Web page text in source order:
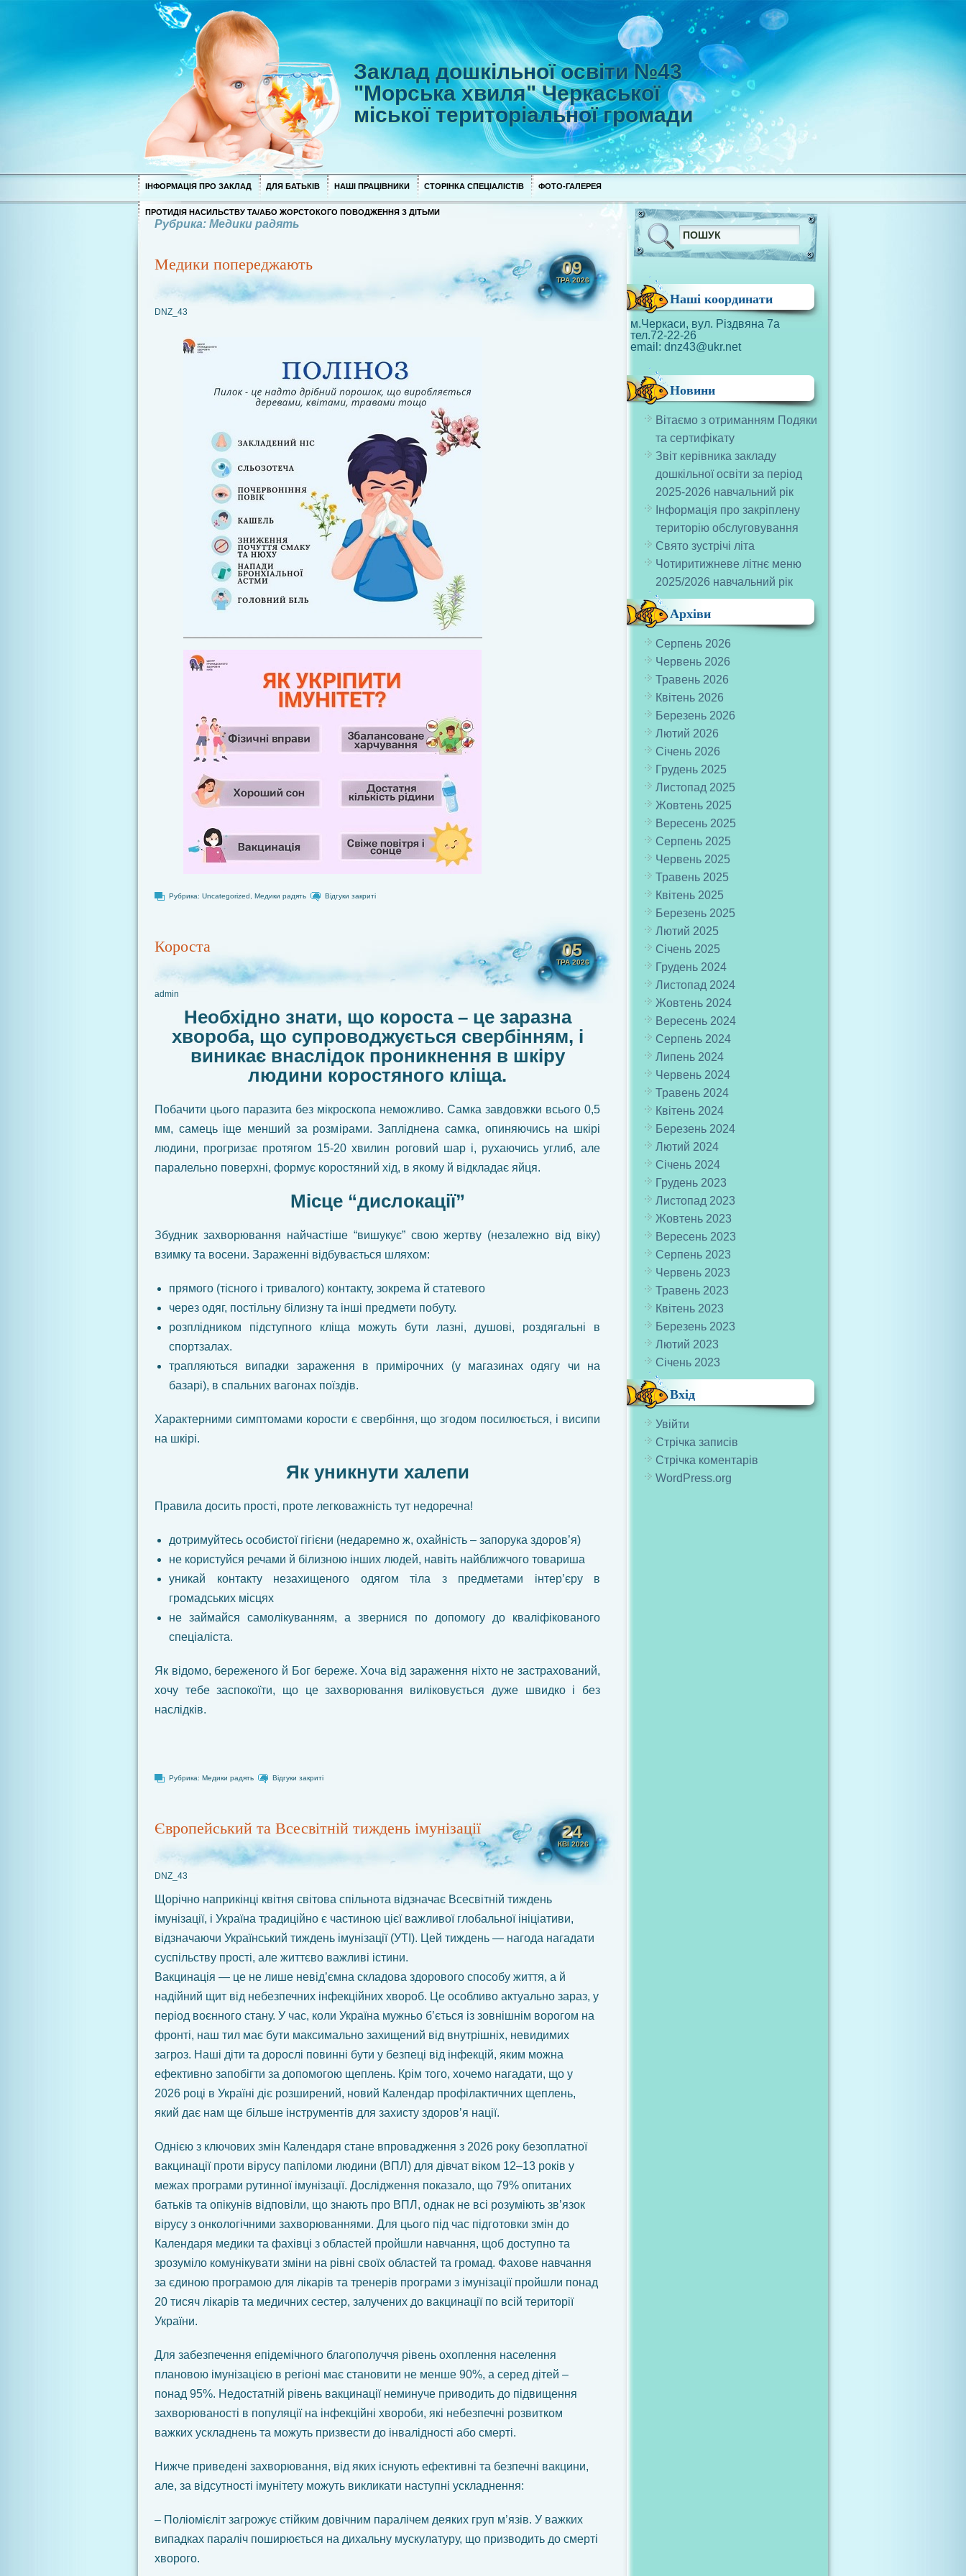
Заклад дошкільної освіти №43
"Морська хвиля" Черкаської
міської територіальної громади
ІНФОРМАЦІЯ ПРО ЗАКЛАД ДЛЯ БАТЬКІВ НАШІ ПРАЦІВНИКИ СТОРІНКА СПЕЦІАЛІСТІВ ФОТО-ГАЛЕРЕЯ
ПРОТИДІЯ НАСИЛЬСТВУ ТА/АБО ЖОРСТОКОГО ПОВОДЖЕННЯ З ДІТЬМИ
Рубрика: Медики радять
Медики попереджають 09
ТРА 2026
DNZ_43
Рубрика: Uncategorized Медики радять Відгуки закриті
Короста 05
ТРА 2026
admin
Необхідно знати, що короста – це заразна
хвороба, що супроводжується свербінням, і
виникає внаслідок проникнення в шкіру
людини коростяного кліща.
Побачити цього паразита без мікроскопа неможливо. Самка завдовжки всього 0,5
мм, самець іще менший за розмірами. Запліднена самка, опиняючись на шкірі
людини, прогризає протягом 15-20 хвилин роговий шар і, рухаючись углиб, але
паралельно поверхні, формує коростяний хід, в якому й відкладає яйця.
Місце “дислокації”
Збудник захворювання найчастіше “вишукує” свою жертву (незалежно від віку)
взимку та восени. Зараженні відбувається шляхом:
прямого (тісного і тривалого) контакту, зокрема й статевого
через одяг, постільну білизну та інші предмети побуту.
розплідником підступного кліща можуть бути лазні, душові, роздягальні в
спортзалах.
трапляються випадки зараження в примірочних (у магазинах одягу чи на
базарі), в спальних вагонах поїздів.
Характерними симптомами корости є свербіння, що згодом посилюється, і висипи
на шкірі.
Як уникнути халепи
Правила досить прості, проте легковажність тут недоречна!
дотримуйтесь особистої гігієни (недаремно ж, охайність – запорука здоров’я)
не користуйся речами й білизною інших людей, навіть найближчого товариша
уникай контакту незахищеного одягом тіла з предметами інтер’єру в
громадських місцях
не займайся самолікуванням, а звернися по допомогу до кваліфікованого
спеціаліста.
Як відомо, береженого й Бог береже. Хоча від зараження ніхто не застрахований,
хочу тебе заспокоїти, що це захворювання виліковується дуже швидко і без
наслідків.
Рубрика: Медики радять Відгуки закриті
Європейський та Всесвітній тиждень імунізації 24
КВІ 2026
DNZ_43
Щорічно наприкінці квітня світова спільнота відзначає Всесвітній тиждень
імунізації, і Україна традиційно є частиною цієї важливої глобальної ініціативи,
відзначаючи Український тиждень імунізації (УТІ). Цей тиждень — нагода нагадати
суспільству прості, але життєво важливі істини.
Вакцинація — це не лише невід’ємна складова здорового способу життя, а й
надійний щит від небезпечних інфекційних хвороб. Це особливо актуально зараз, у
період воєнного стану. У час, коли Україна мужньо б’ється із зовнішнім ворогом на
фронті, наш тил має бути максимально захищений від внутрішніх, невидимих
загроз. Наші діти та дорослі повинні бути у безпеці від інфекцій, яким можна
ефективно запобігти за допомогою щеплень. Крім того, хочемо нагадати, що у
2026 році в Україні діє розширений, новий Календар профілактичних щеплень,
який дає нам ще більше інструментів для захисту здоров’я нації.
Однією з ключових змін Календаря стане впровадження з 2026 року безоплатної
вакцинації проти вірусу папіломи людини (ВПЛ) для дівчат віком 12–13 років у
межах програми рутинної імунізації. Дослідження показало, що 79% опитаних
батьків та опікунів відповіли, що знають про ВПЛ, однак не всі розуміють зв’язок
вірусу з онкологічними захворюваннями. Для цього під час підготовки змін до
Календаря медики та фахівці з областей пройшли навчання, щоб доступно та
зрозуміло комунікувати зміни на рівні своїх областей та громад. Фахове навчання
за єдиною програмою для лікарів та тренерів програми з імунізації пройшли понад
20 тисяч лікарів та медичних сестер, залучених до вакцинації по всій території
України.
Для забезпечення епідемічного благополуччя рівень охоплення населення
плановою імунізацією в регіоні має становити не менше 90%, а серед дітей –
понад 95%. Недостатній рівень вакцинації неминуче приводить до підвищення
захворюваності в популяції на інфекційні хвороби, які небезпечні розвитком
важких ускладнень та можуть призвести до інвалідності або смерті.
Нижче приведені захворювання, від яких існують ефективні та безпечні вакцини,
але, за відсутності імунітету можуть викликати наступні ускладнення:
– Поліомієліт загрожує стійким довічним паралічем деяких груп м’язів. У важких
випадках параліч поширюється на дихальну мускулатуру, що призводить до смерті
хворого.
Наші координати
м.Черкаси, вул. Різдвяна 7а
тел.72-22-26
email: dnz43@ukr.net
Новини
Вітаємо з отриманням Подяки
та сертифікату
Звіт керівника закладу
дошкільної освіти за період
2025-2026 навчальний рік
Інформація про закріплену
територію обслуговування
Свято зустрічі літа
Чотиритижневе літнє меню
2025/2026 навчальний рік
Архіви
Серпень 2026
Червень 2026
Травень 2026
Квітень 2026
Березень 2026
Лютий 2026
Січень 2026
Грудень 2025
Листопад 2025
Жовтень 2025
Вересень 2025
Серпень 2025
Червень 2025
Травень 2025
Квітень 2025
Березень 2025
Лютий 2025
Січень 2025
Грудень 2024
Листопад 2024
Жовтень 2024
Вересень 2024
Серпень 2024
Липень 2024
Червень 2024
Травень 2024
Квітень 2024
Березень 2024
Лютий 2024
Січень 2024
Грудень 2023
Листопад 2023
Жовтень 2023
Вересень 2023
Серпень 2023
Червень 2023
Травень 2023
Квітень 2023
Березень 2023
Лютий 2023
Січень 2023
Вхід
Увійти
Стрічка записів
Стрічка коментарів
WordPress.org